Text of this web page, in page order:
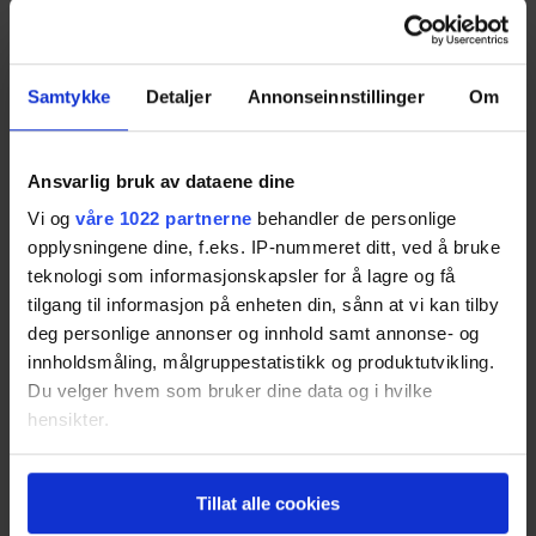
Samtykke Detaljer Annonseinnstillinger Om
Ansvarlig bruk av dataene dine
Vi og våre 1022 partnerne behandler de personlige
opplysningene dine, f.eks. IP-nummeret ditt, ved å bruke
teknologi som informasjonskapsler for å lagre og få
tilgang til informasjon på enheten din, sånn at vi kan tilby
deg personlige annonser og innhold samt annonse- og
innholdsmåling, målgruppestatistikk og produktutvikling.
Du velger hvem som bruker dine data og i hvilke
hensikter.
Hvis du gir oss lov, vil vi også gjerne:
Innhente informasjon om den geografiske
Tillat alle cookies
Motta flere tilbud
Når du fyller ut skjemaet vårt, vil du raskt bli
kontaktet av flere bilforhandlere som kan hjelpe
deg med bilkjøpet ditt.
Ettersom de vet de konkurrerer om å få
kundeforholdet ditt, strekker de seg langt for å gi et
konkurransedyktig tilbud.
Få flere tilbud nå!